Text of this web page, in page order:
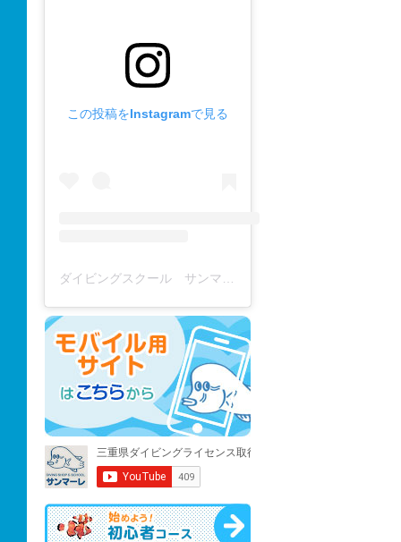
この投稿をInstagramで見る
ダイビングスクール サンマーレ / diving school(@diving_school_sanmare)がシェアした投稿